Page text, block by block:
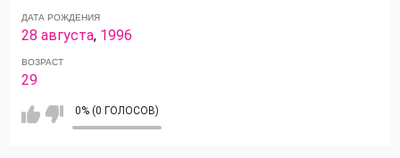
ДАТА РОЖДЕНИЯ
28 августа, 1996
ВОЗРАСТ
29
0% (0 ГОЛОСОВ)